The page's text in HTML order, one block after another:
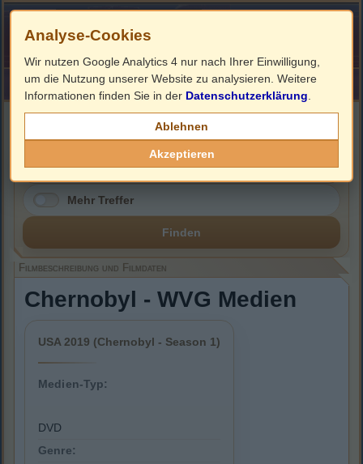
HOME ImpressumLinks
Filmbeschreibung, Cover & DVD Infos
Mehr Treffer
Finden
Filmbeschreibung und Filmdaten
Chernobyl - WVG Medien
USA 2019 (Chernobyl - Season 1)
Medien-Typ:
DVD
Genre:
Analyse-Cookies
Wir nutzen Google Analytics 4 nur nach Ihrer Einwilligung,
um die Nutzung unserer Website zu analysieren. Weitere
Informationen finden Sie in der Datenschutzerklärung
Ablehnen
Akzeptieren